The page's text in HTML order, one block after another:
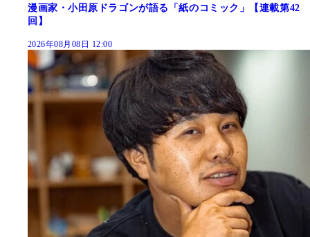
漫画家・小田原ドラゴンが語る「紙のコミック」【連載第42
回】
2026年08月08日 12:00